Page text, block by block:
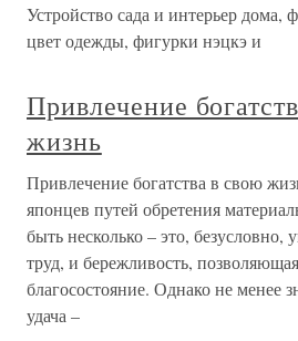
Устройство сада и интерьер дома,
цвет одежды, фигурки нэцкэ и
Привлечение
жизнь
Привлечение богатства в свою
японцев путей обретения
быть несколько – это,
труд, и бережливость,
благосостояние. Однако не менее
удача –